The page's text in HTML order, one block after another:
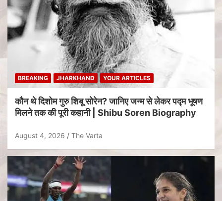
BREAKING JHARKHAND YOUR ARTICLES
कौन थे दिशोम गुरु शिबू सोरेन? जानिए जन्म से लेकर पद्म भूषण
मिलने तक की पूरी कहानी | Shibu Soren Biography
August 4, 2026 The Varta